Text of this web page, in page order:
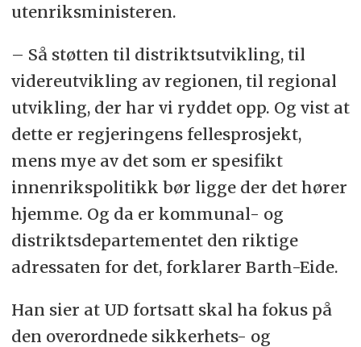
utenriksministeren.
– Så støtten til distriktsutvikling, til
videreutvikling av regionen, til regional
utvikling, der har vi ryddet opp. Og vist at
dette er regjeringens fellesprosjekt,
mens mye av det som er spesifikt
innenrikspolitikk bør ligge der det hører
hjemme. Og da er kommunal- og
distriktsdepartementet den riktige
adressaten for det, forklarer Barth-Eide.
Han sier at UD fortsatt skal ha fokus på
den overordnede sikkerhets- og